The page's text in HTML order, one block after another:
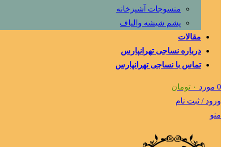
منسوجات آشپزخانه
پشم شیشه والیاف
مقالات
درباره نساجی تهرانپارس
تماس با نساجی تهرانپارس
0 مورد ۰ تومان
ورود / ثبت نام
منو